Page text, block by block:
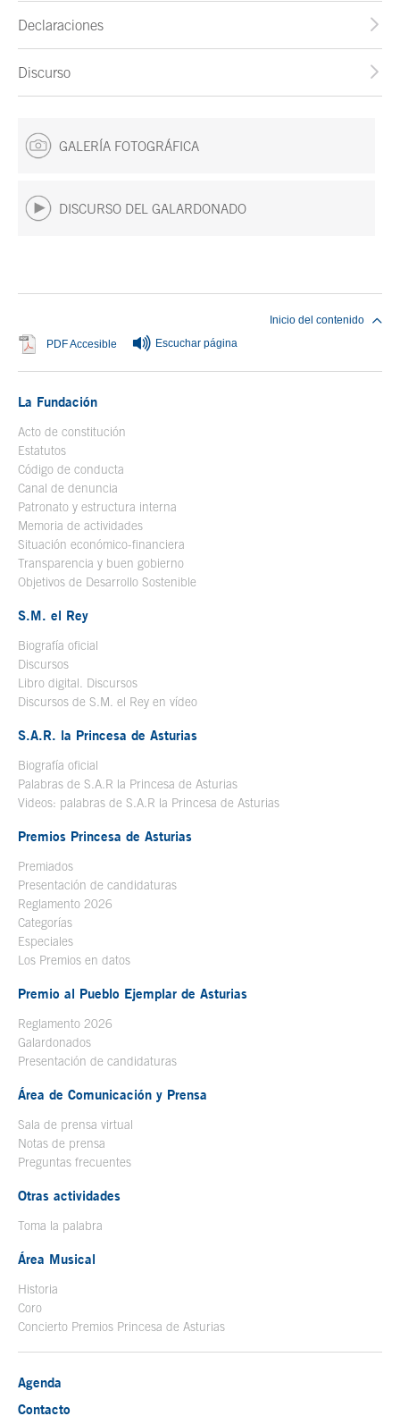
Declaraciones
Discurso
GALERÍA FOTOGRÁFICA
DISCURSO DEL GALARDONADO
PDF Accesible Se abre en ventana nueva
Escuchar página
Inicio del contenido
La Fundación
Acto de constitución
Estatutos
Código de conducta
Canal de denuncia
Patronato y estructura interna
Memoria de actividades
Situación económico-financiera
Transparencia y buen gobierno
Objetivos de Desarrollo Sostenible
S.M. el Rey
Biografía oficial
Discursos
Libro digital. Discursos
Discursos de S.M. el Rey en vídeo
S.A.R. la Princesa de Asturias
Biografía oficial
Palabras de S.A.R la Princesa de Asturias
Videos: palabras de S.A.R la Princesa de Asturias
Premios Princesa de Asturias
Premiados
Presentación de candidaturas
Reglamento 2026
Categorías
Especiales
Los Premios en datos
Premio al Pueblo Ejemplar de Asturias
Reglamento 2026
Galardonados
Presentación de candidaturas
Área de Comunicación y Prensa
Sala de prensa virtual
Notas de prensa
Preguntas frecuentes
Otras actividades
Toma la palabra
Área Musical
Historia
Coro
Concierto Premios Princesa de Asturias
Agenda
Contacto